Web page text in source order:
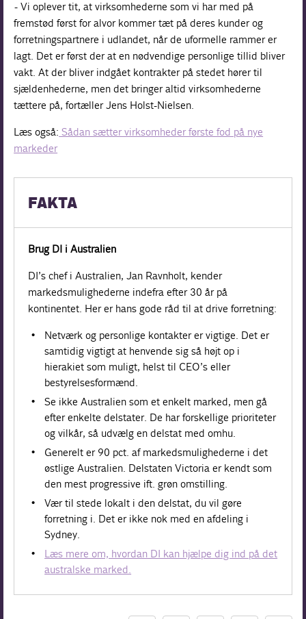
- Vi oplever tit, at virksomhederne som vi har med på
fremstød først for alvor kommer tæt på deres kunder og
forretningspartnere i udlandet, når de uformelle rammer er
lagt. Det er først der at en nødvendige personlige tillid bliver
vakt. At der bliver indgået kontrakter på stedet hører til
sjældenhederne, men det bringer altid virksomhederne
tættere på, fortæller Jens Holst-Nielsen.
Læs også: Sådan sætter virksomheder første fod på nye
markeder
FAKTA
Brug DI i Australien
DI’s chef i Australien, Jan Ravnholt, kender
markedsmulighederne indefra efter 30 år på
kontinentet. Her er hans gode råd til at drive forretning:
Netværk og personlige kontakter er vigtige. Det er
samtidig vigtigt at henvende sig så højt op i
hierakiet som muligt, helst til CEO’s eller
bestyrelsesformænd.
Se ikke Australien som et enkelt marked, men gå
efter enkelte delstater. De har forskellige prioriteter
og vilkår, så udvælg en delstat med omhu.
Generelt er 90 pct. af markedsmulighederne i det
østlige Australien. Delstaten Victoria er kendt som
den mest progressive ift. grøn omstilling.
Vær til stede lokalt i den delstat, du vil gøre
forretning i. Det er ikke nok med en afdeling i
Sydney.
Læs mere om, hvordan DI kan hjælpe dig ind på det
australske marked.